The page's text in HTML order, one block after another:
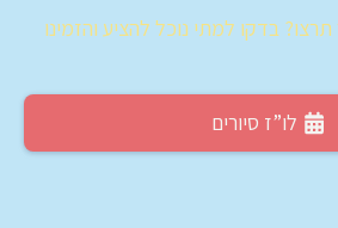
תרצו? בדקו למתי נוכל להציע והזמינו
לו”ז סיורים